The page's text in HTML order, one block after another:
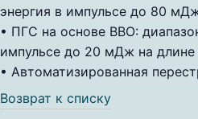
энергия в импульсе до 80
• ПГС на основе BBO:
импульсе до 20 мДж на
• Автоматизированная
Возврат к списку